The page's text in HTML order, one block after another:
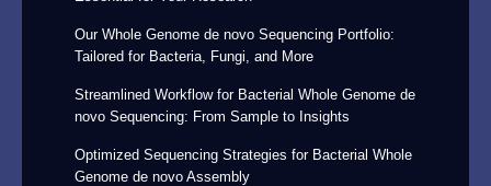
Our Whole Genome de novo Sequencing Portfolio:
Tailored for Bacteria, Fungi, and More
Streamlined Workflow for Bacterial Whole Genome de
novo Sequencing: From Sample to Insights
Optimized Sequencing Strategies for Bacterial Whole
Genome de novo Assembly